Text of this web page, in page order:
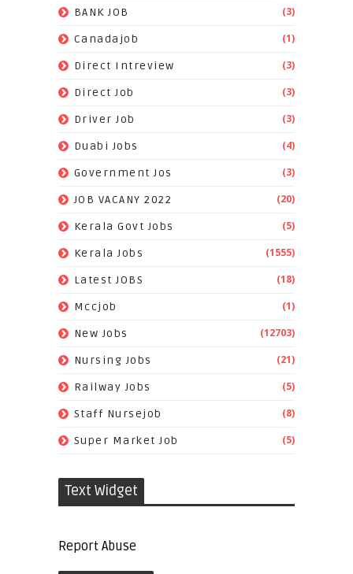
BANK JOB (3)
Canadajob (1)
Direct Intreview (3)
Direct Job (3)
Driver Job (3)
Duabi Jobs (4)
Government Jos (3)
JOB VACANY 2022 (20)
Kerala Govt Jobs (5)
Kerala Jobs (1555)
Latest JOBS (18)
Mccjob (1)
New Jobs (12703)
Nursing Jobs (21)
Railway Jobs (5)
Staff Nursejob (8)
Super Market Job (5)
Text Widget
Report Abuse